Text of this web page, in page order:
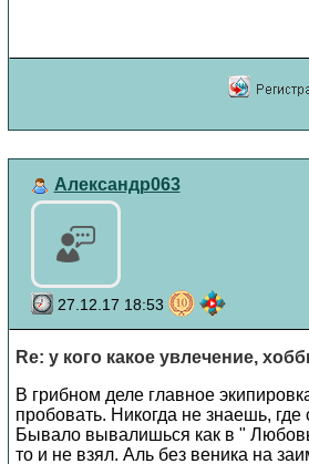
Александр063
27.12.17 18:53
Re: у кого какое увлечение,
В грибном деле главное
пробовать. Никогда не знаешь,
Бывало вывалишься как в "
то и не взял. Аль без веника на